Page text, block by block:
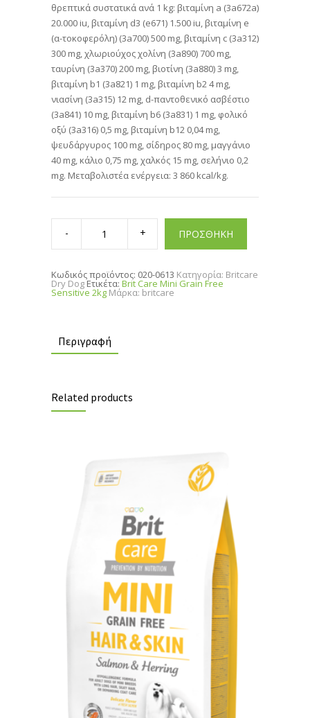
θρεπτικά συστατικά ανά 1 kg: βιταμίνη a (3a672a)
20.000 iu, βιταμίνη d3 (e671) 1.500 iu, βιταμίνη e
(α-τοκοφερόλη) (3a700) 500 mg, βιταμίνη c (3a312)
300 mg, χλωριούχος χολίνη (3a890) 700 mg,
ταυρίνη (3a370) 200 mg, βιοτίνη (3a880) 3 mg,
βιταμίνη b1 (3a821) 1 mg, βιταμίνη b2 4 mg,
νιασίνη (3a315) 12 mg, d-παντοθενικό ασβέστιο
(3a841) 10 mg, βιταμίνη b6 (3a831) 1 mg, φολικό
οξύ (3a316) 0,5 mg, βιταμίνη b12 0,04 mg,
ψευδάργυρος 100 mg, σίδηρος 80 mg, μαγγάνιο
40 mg, κάλιο 0,75 mg, χαλκός 15 mg, σελήνιο 0,2
mg. Μεταβολιστέα ενέργεια: 3 860 kcal/kg.
Brit
Care
Grain
2kg
quantity
ΠΡΟΣΘΗΚΗ
Κωδικός προϊόντος: 020-0613 Κατηγορία: Britcare
Dry DogΕτικέτα: Brit Care Mini Grain Free
Sensitive 2kg Μάρκα: britcare
Περιγραφή
Related products